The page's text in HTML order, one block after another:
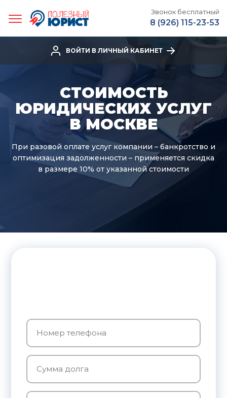
Звонок бесплатный
8 (926) 115-23-53
ВОЙТИ В ЛИЧНЫЙ КАБИНЕТ
СТОИМОСТЬ
ЮРИДИЧЕСКИХ УСЛУГ
В МОСКВЕ
При разовой оплате услуг компании – банкротство и
оптимизация задолженности – применяется скидка
в размере 10% от указанной стоимости